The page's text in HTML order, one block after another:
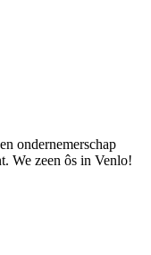
ondernemerschap
We zeen ôs in Venlo!